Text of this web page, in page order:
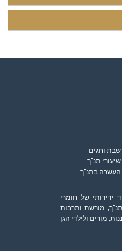
שבת וחגים
שיעורי תנ"ך
העשרה בתנ”ך
של חומרי
מורשת ותרבות
מורים ולילדי הגן